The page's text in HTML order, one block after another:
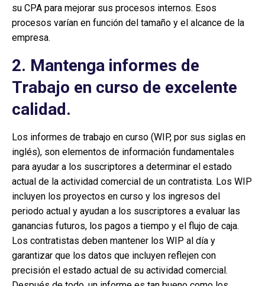
su CPA para mejorar sus procesos internos. Esos
procesos varían en función del tamaño y el alcance de la
empresa.
2. Mantenga informes de
Trabajo en curso de excelente
calidad.
Los informes de trabajo en curso (WIP, por sus siglas en
inglés), son elementos de información fundamentales
para ayudar a los suscriptores a determinar el estado
actual de la actividad comercial de un contratista. Los WIP
incluyen los proyectos en curso y los ingresos del
periodo actual y ayudan a los suscriptores a evaluar las
ganancias futuros, los pagos a tiempo y el flujo de caja.
Los contratistas deben mantener los WIP al día y
garantizar que los datos que incluyen reflejen con
precisión el estado actual de su actividad comercial.